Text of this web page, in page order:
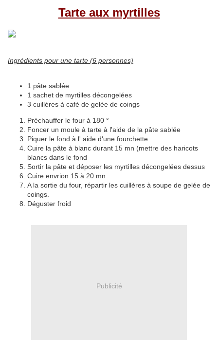
Tarte aux myrtilles
Ingrédients pour une tarte (6 personnes)
1 pâte sablée
1 sachet de myrtilles décongelées
3 cuillères à café de gelée de coings
Préchauffer le four à 180 °
Foncer un moule à tarte à l'aide de la pâte sablée
Piquer le fond à l' aide d'une fourchette
Cuire la pâte à blanc durant 15 mn (mettre des haricots
blancs dans le fond
Sortir la pâte et déposer les myrtilles décongelées dessus
Cuire envrion 15 à 20 mn
A la sortie du four, répartir les cuillères à soupe de gelée de
coings.
Déguster froid
Publicité